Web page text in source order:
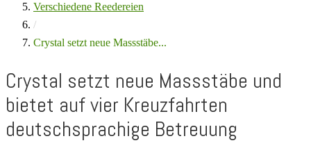
Verschiedene Reedereien
/
Crystal setzt neue Massstäbe...
Crystal setzt neue Massstäbe und
bietet auf vier Kreuzfahrten
deutschsprachige Betreuung